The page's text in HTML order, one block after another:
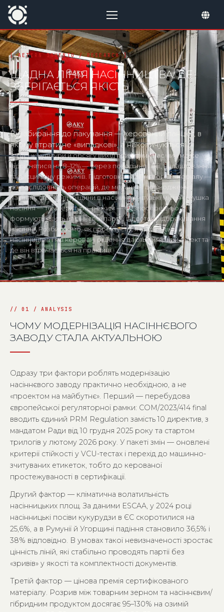
ЩАДНА ЛІНІЯ НАСІННИЦТВА: ДЕ
ЗБЕРІГАЄТЬСЯ ЯКІСТЬ
Від збирання до пакування — керований ланцюг, в
якому втрати не «випадкові», а накопичуються
За тієї ж культури й обсягу вихід придатних насінин може
відрізнятися на 8–12% — через покоління лінії, налаштування
та дисципліну режимів. Підготовка насіннєвого матеріалу —
це послідовність операцій, де механічні пошкодження
насінин, стресові тріщини в насінинах, «вузькі місця» і сушка
насіння — температура, режим — безпосередньо
формують якість насіннєвої партії і відсоток відбракування
насіння. Розбираємо, як проектується щадна лінія
насінництва і які керовані рішення дають вимірний ефект та
де він втрачається на практиці.
ЧОМУ МОДЕРНІЗАЦІЯ НАСІННЄВОГО
ЗАВОДУ СТАЛА АКТУАЛЬНОЮ
Одразу три фактори роблять модернізацію
насіннєвого заводу практично необхідною, а не
«проектом на майбутнє». Перший — перебудова
європейської регуляторної рамки: COM/2023/414 final
вводить єдиний PRM Regulation замість 10 директив, з
мандатом Ради від 10 грудня 2025 року та стартом
трилогів у лютому 2026 року. У пакеті змін — оновлені
критерії стійкості у VCU-тестах і перехід до машинно-
зчитуваних етикеток, тобто до керованої
простежуваності в сертифікації.
Другий фактор — кліматична волатильність
насінницьких площ. За даними ESCAA, у 2024 році
насінницькі посіви кукурудзи в ЄС скоротилися на
25,6%, а в Румунії й Угорщині падіння становило 36,5% і
38% відповідно. В умовах такої невизначеності зростає
цінність ліній, які стабільно проводять партії без
«зривів» у якості та комплектності документів.
Третій фактор — цінова премія сертифікованого
матеріалу. Розрив між товарним зерном та насіннєвим/
гібридним продуктом досягає 95–130% на озимій